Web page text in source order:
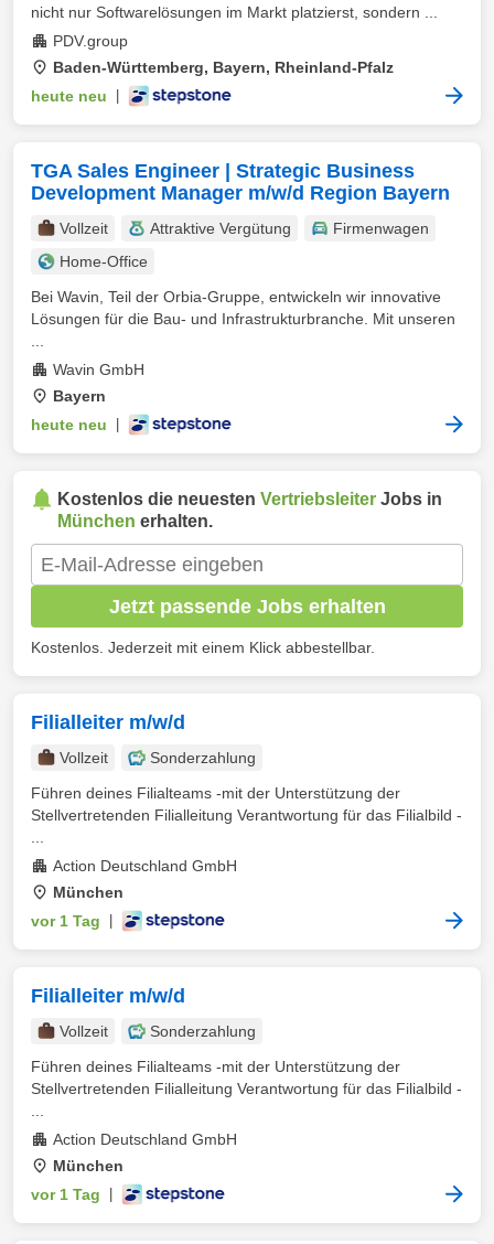
nicht nur Softwarelösungen im Markt platzierst, sondern ...
PDV.group
Baden-Württemberg, Bayern, Rheinland-Pfalz
heute neu
TGA Sales Engineer | Strategic Business
Development Manager m/w/d Region Bayern
Vollzeit Attraktive Vergütung
Firmenwagen
Home-Office
Bei Wavin, Teil der Orbia-Gruppe, entwickeln wir innovative
Lösungen für die Bau- und Infrastrukturbranche. Mit unseren
Wavin GmbH
Bayern
heute neu
Kostenlos die neuesten Vertriebsleiter Jobs in
München erhalten.
Jetzt passende Jobs erhalten
Kostenlos. Jederzeit mit einem Klick abbestellbar.
Filialleiter m/w/d
Vollzeit
Sonderzahlung
Führen deines Filialteams -mit der Unterstützung der
Stellvertretenden Filialleitung Verantwortung für das Filialbild -
Action Deutschland GmbH
München
vor 1 Tag
Filialleiter m/w/d
Vollzeit
Sonderzahlung
Führen deines Filialteams -mit der Unterstützung der
Stellvertretenden Filialleitung Verantwortung für das Filialbild -
Action Deutschland GmbH
München
vor 1 Tag